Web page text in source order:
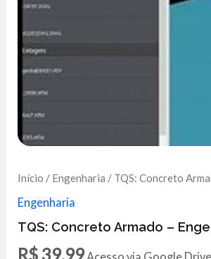
Início / Engenharia / TQS: Concreto
Engenharia
TQS: Concreto Armado –
R$ 39,99